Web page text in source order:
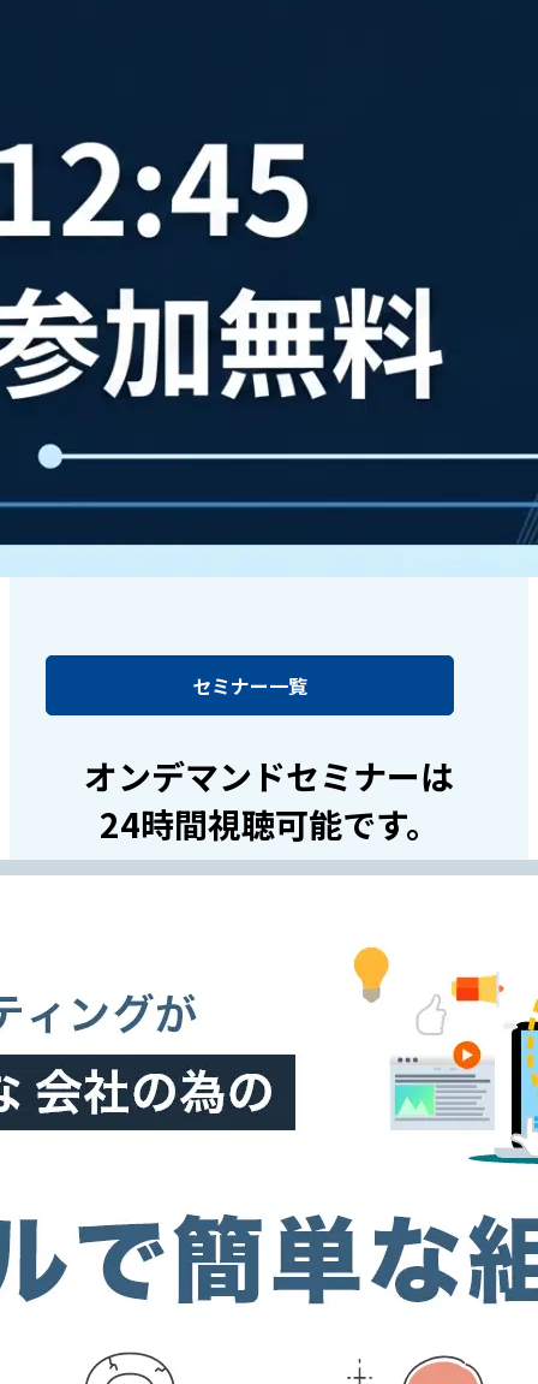
セミナー一覧
オンデマンドセミナーは
24時間視聴可能です。